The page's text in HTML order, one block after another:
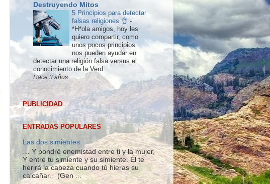
Destruyendo Mitos
5 Principios para detectar
falsas religiones 👌 -
*H*ola amigos, hoy les
quiero compartir, como
unos pocos principios
nos pueden ayudar en
detectar una religión falsa versus el
conocimiento de la Verd...
Hace 3 años
PUBLICIDAD
ENTRADAS POPULARES
Las dos simientes
… Y pondré enemistad entre ti y la mujer,
Y entre tu simiente y su simiente. Él te
herirá la cabeza cuando tú hieras su
calcañar. (Gen ...